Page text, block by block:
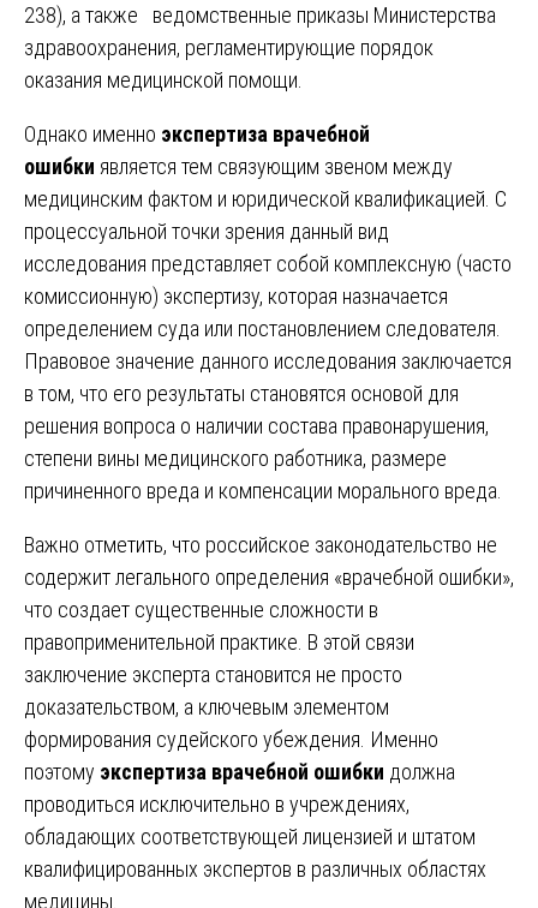
238), а также ведомственные приказы Министерства
здравоохранения, регламентирующие порядок
оказания медицинской помощи.
Однако именно экспертиза врачебной
ошибки является тем связующим звеном между
медицинским фактом и юридической квалификацией. С
процессуальной точки зрения данный вид
исследования представляет собой комплексную (часто
комиссионную) экспертизу, которая назначается
определением суда или постановлением следователя.
Правовое значение данного исследования заключается
в том, что его результаты становятся основой для
решения вопроса о наличии состава правонарушения,
степени вины медицинского работника, размере
причиненного вреда и компенсации морального вреда.
Важно отметить, что российское законодательство не
содержит легального определения «врачебной ошибки»,
что создает существенные сложности в
правоприменительной практике. В этой связи
заключение эксперта становится не просто
доказательством, а ключевым элементом
формирования судейского убеждения. Именно
поэтому экспертиза врачебной ошибки должна
проводиться исключительно в учреждениях,
обладающих соответствующей лицензией и штатом
квалифицированных экспертов в различных областях
медицины.